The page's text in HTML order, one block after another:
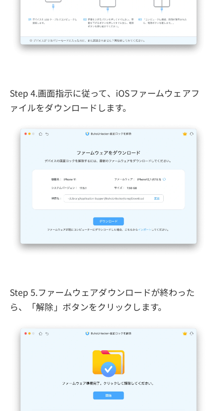
Step 4.画面指示に従って、iOSファームウェアフ
ァイルをダウンロードします。
Step 5.ファームウェアダウンロードが終わった
ら、「解除」ボタンをクリックします。